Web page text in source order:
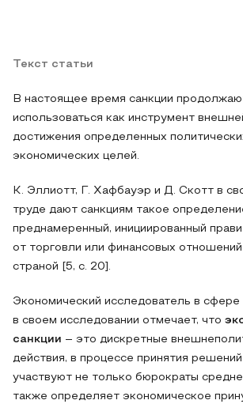
Текст статьи
В настоящее время санкции
использоваться как инструмент
достижения определенных
экономических целей.
К. Эллиотт, Г. Хафбауэр и Д. Скотт в
труде дают санкциям такое
преднамеренный, инициированный
от торговли или финансовых отношений
страной [5, с. 20].
Экономический исследователь в сфере
в своем исследовании отмечает, что
санкции – это дискретные
действия, в процессе принятия
участвуют не только бюрократы
также определяет экономическое